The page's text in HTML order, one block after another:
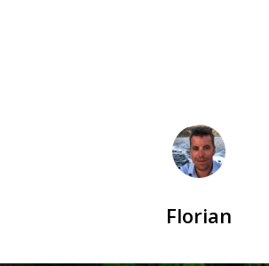
Florian